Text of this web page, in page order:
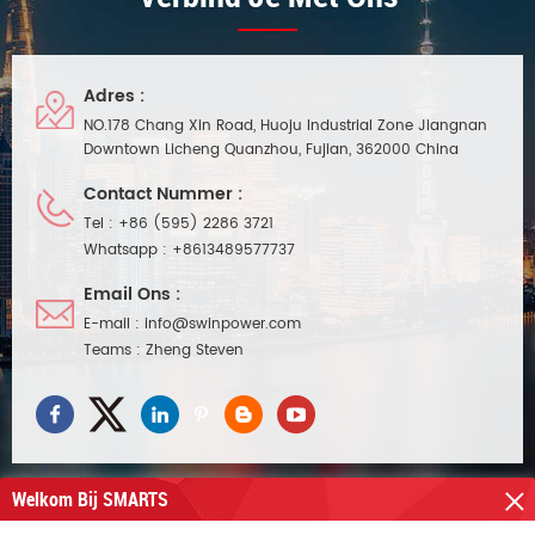
Adres :
NO.178 Chang Xin Road, Huoju Industrial Zone Jiangnan
Downtown Licheng Quanzhou, Fujian, 362000 China
Contact Nummer :
Tel : +86 (595) 2286 3721
Whatsapp : +8613489577737
Email Ons :
E-mail : info@swinpower.com
Teams : Zheng Steven
Welkom Bij SMARTS